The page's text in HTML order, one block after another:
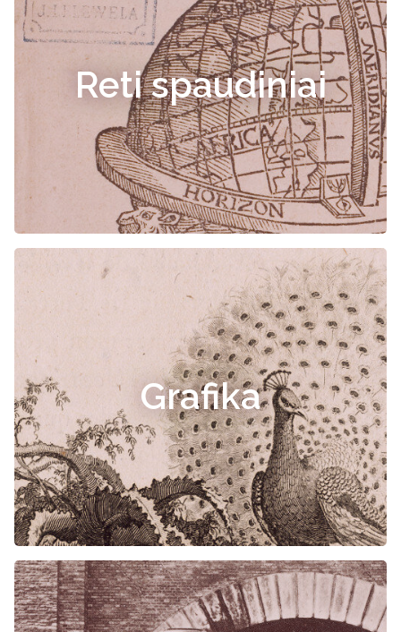
Reti spaudiniai
Grafika